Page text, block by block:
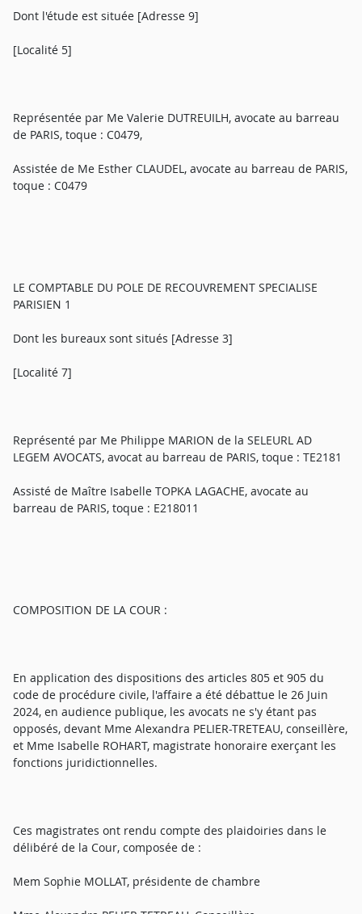
Dont l'étude est située [Adresse 9]
[Localité 5]
Représentée par Me Valerie DUTREUILH, avocate au barreau
de PARIS, toque : C0479,
Assistée de Me Esther CLAUDEL, avocate au barreau de PARIS,
toque : C0479
LE COMPTABLE DU POLE DE RECOUVREMENT SPECIALISE
PARISIEN 1
Dont les bureaux sont situés [Adresse 3]
[Localité 7]
Représenté par Me Philippe MARION de la SELEURL AD
LEGEM AVOCATS, avocat au barreau de PARIS, toque : TE2181
Assisté de Maître Isabelle TOPKA LAGACHE, avocate au
barreau de PARIS, toque : E218011
COMPOSITION DE LA COUR :
En application des dispositions des articles 805 et 905 du
code de procédure civile, l'affaire a été débattue le 26 Juin
2024, en audience publique, les avocats ne s'y étant pas
opposés, devant Mme Alexandra PELIER-TRETEAU, conseillère,
et Mme Isabelle ROHART, magistrate honoraire exerçant les
fonctions juridictionnelles.
Ces magistrates ont rendu compte des plaidoiries dans le
délibéré de la Cour, composée de :
Mem Sophie MOLLAT, présidente de chambre